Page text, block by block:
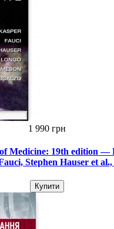
1 990 грн
Medicine: 19th edition —
Stephen Hauser et al.,
Купити